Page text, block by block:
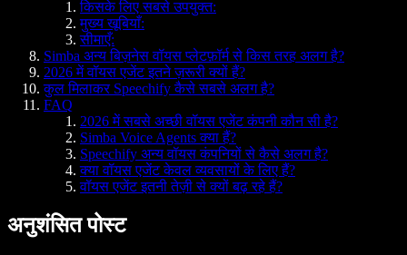
किसके लिए सबसे उपयुक्त:
मुख्य खूबियाँ:
सीमाएँ:
Simba अन्य बिज़नेस वॉयस प्लेटफ़ॉर्म से किस तरह अलग है?
2026 में वॉयस एजेंट इतने ज़रूरी क्यों हैं?
कुल मिलाकर Speechify कैसे सबसे अलग है?
FAQ
2026 में सबसे अच्छी वॉयस एजेंट कंपनी कौन सी है?
Simba Voice Agents क्या हैं?
Speechify अन्य वॉयस कंपनियों से कैसे अलग है?
क्या वॉयस एजेंट केवल व्यवसायों के लिए हैं?
वॉयस एजेंट इतनी तेज़ी से क्यों बढ़ रहे हैं?
अनुशंसित पोस्ट